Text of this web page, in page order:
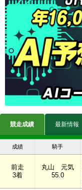
競走成績 最新情報
成績 騎手
前走
3着
丸山 元気
55.0